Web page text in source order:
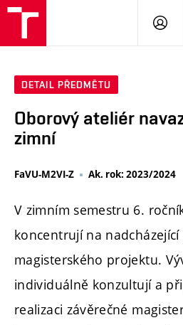
DETAIL PŘEDMĚTU
Oborový ateliér
zimní
FaVU-M2VI-Z Ak. rok: 2023/2024
V zimním semestru 6.
koncentrují na nadcházející
magisterského projektu.
individuálně konzultují a
realizaci závěrečné